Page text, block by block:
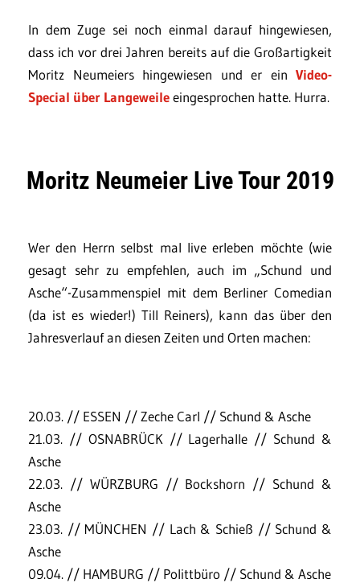
In dem Zuge sei noch einmal darauf hingewiesen,
dass ich vor drei Jahren bereits auf die Großartigkeit
Moritz Neumeiers hingewiesen und er ein Video-
Special über Langeweileeingesprochen hatte. Hurra.
Moritz Neumeier Live Tour 2019
Wer den Herrn selbst mal live erleben möchte (wie
gesagt sehr zu empfehlen, auch im „Schund und
Asche“-Zusammenspiel mit dem Berliner Comedian
(da ist es wieder!) Till Reiners), kann das über den
Jahresverlauf an diesen Zeiten und Orten machen:
20.03. // ESSEN // Zeche Carl // Schund & Asche
21.03. // OSNABRÜCK // Lagerhalle // Schund &
Asche
22.03. // WÜRZBURG // Bockshorn // Schund &
Asche
23.03. // MÜNCHEN // Lach & Schieß // Schund &
Asche
09.04. // HAMBURG // Polittbüro // Schund & Asche